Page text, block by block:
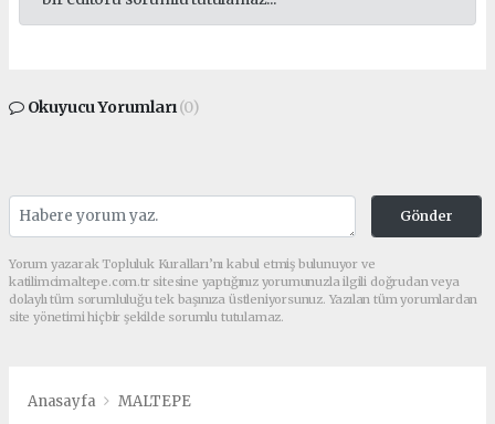
Okuyucu Yorumları(0)
Gönder
Yorum yazarak Topluluk Kuralları’nı kabul etmiş bulunuyor ve
katilimcimaltepe.com.tr sitesine yaptığınız yorumunuzla ilgili doğrudan veya
dolaylı tüm sorumluluğu tek başınıza üstleniyorsunuz. Yazılan tüm yorumlardan
site yönetimi hiçbir şekilde sorumlu tutulamaz.
Anasayfa MALTEPE